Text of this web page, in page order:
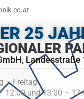
25
Landesstraße
– Freitag:
12:00 und 13:00 –